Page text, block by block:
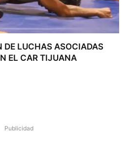
DE LUCHAS ASOCIADAS
EL CAR TIJUANA
Publicidad